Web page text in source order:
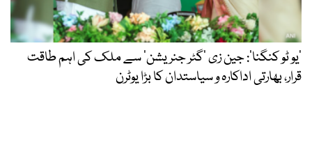
’یو ٹو کنگنا‘: جین زی ’گٹر جنریشن‘ سے ملک کی اہم طاقت
قرار، بھارتی اداکارہ و سیاستدان کا بڑا یوٹرن